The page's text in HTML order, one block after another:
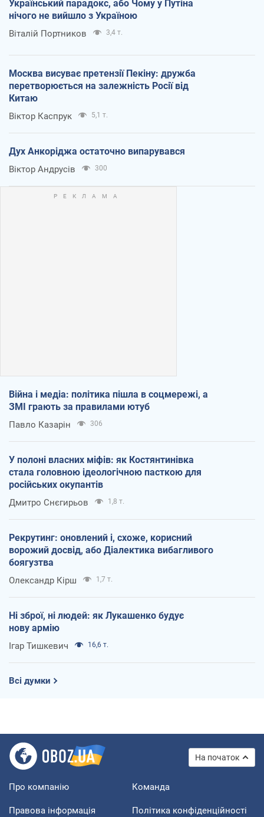
Український парадокс, або Чому у Путіна
нічого не вийшло з Україною
Віталій Портников 3,4 т.
Москва висуває претензії Пекіну: дружба
перетворюється на залежність Росії від
Китаю
Віктор Каспрук 5,1 т.
Дух Анкоріджа остаточно випарувався
Віктор Андрусів 300
Війна і медіа: політика пішла в соцмережі, а
ЗМІ грають за правилами ютуб
Павло Казарін 306
У полоні власних міфів: як Костянтинівка
стала головною ідеологічною пасткою для
російських окупантів
Дмитро Снєгирьов 1,8 т.
Рекрутинг: оновлений і, схоже, корисний
ворожий досвід, або Діалектика вибагливого
боягузтва
Олександр Кірш 1,7 т.
Ні зброї, ні людей: як Лукашенко будує
нову армію
Ігар Тишкевич 16,6 т.
Всі думки
На початок
Про компанію Команда
Правова інформація Політика конфіденційності